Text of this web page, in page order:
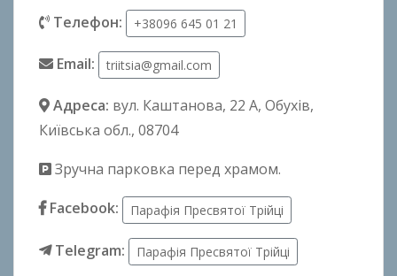
Телефон: +38096 645 01 21
Email: triitsia@gmail.com
Адреса: вул. Каштанова, 22 А, Обухів,
Київська обл., 08704
Зручна парковка перед храмом.
Facebook:
Парафія Пресвятої Трійці
Telegram: Парафія Пресвятої Трійці